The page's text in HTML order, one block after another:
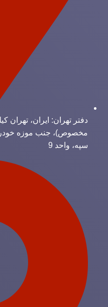
مخصوص)، جنب موزه
سپه، واحد 9